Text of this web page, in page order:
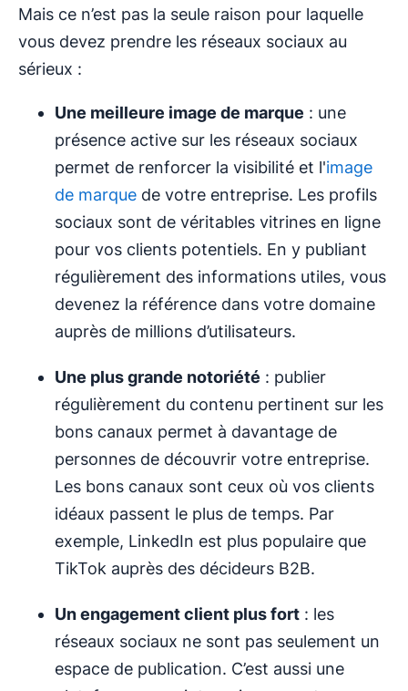
Mais ce n’est pas la seule raison pour laquelle
vous devez prendre les réseaux sociaux au
sérieux :
Une meilleure image de marque : une
présence active sur les réseaux sociaux
permet de renforcer la visibilité et l'image
de marque de votre entreprise. Les profils
sociaux sont de véritables vitrines en ligne
pour vos clients potentiels. En y publiant
régulièrement des informations utiles, vous
devenez la référence dans votre domaine
auprès de millions d’utilisateurs.
Une plus grande notoriété : publier
régulièrement du contenu pertinent sur les
bons canaux permet à davantage de
personnes de découvrir votre entreprise.
Les bons canaux sont ceux où vos clients
idéaux passent le plus de temps. Par
exemple, LinkedIn est plus populaire que
TikTok auprès des décideurs B2B.
Un engagement client plus fort : les
réseaux sociaux ne sont pas seulement un
espace de publication. C’est aussi une